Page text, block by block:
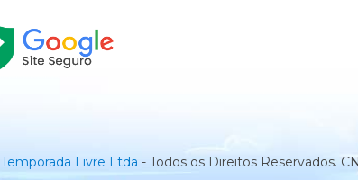
Temporada Livre Ltda - Todos os Direitos Reservados.